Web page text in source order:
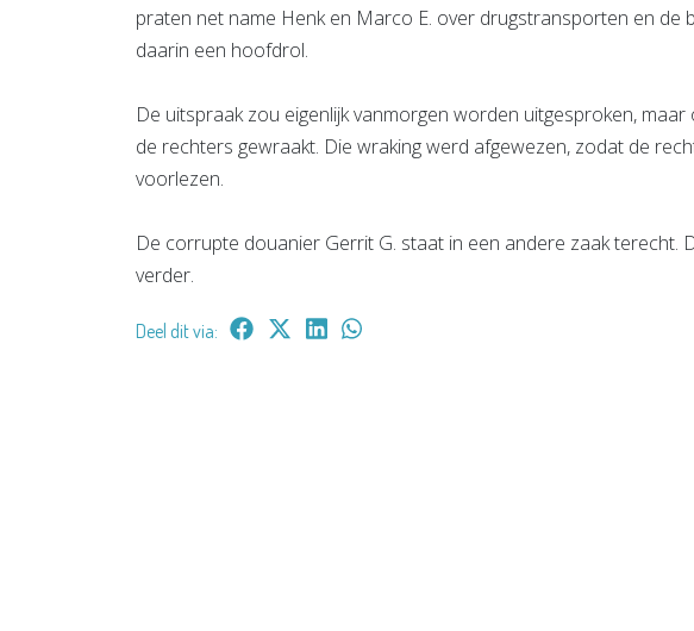
praten net name Henk en Marco E. over drugstransporten en de
daarin een hoofdrol.
De uitspraak zou eigenlijk vanmorgen worden uitgesproken,
de rechters gewraakt. Die wraking werd afgewezen, zodat de
voorlezen.
De corrupte douanier Gerrit G. staat in een andere zaak terecht.
verder.
Deel dit via: